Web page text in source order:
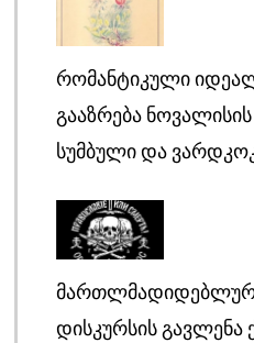
ᲠᲝᲛᲐᲜᲢᲘᲙᲣᲚᲘ
ᲒᲐᲐᲖᲠᲔᲑᲐ
ᲡᲣᲛᲑᲣᲚᲘ ᲓᲐ
ᲓᲘᲡᲙᲣᲠᲡᲘᲡ